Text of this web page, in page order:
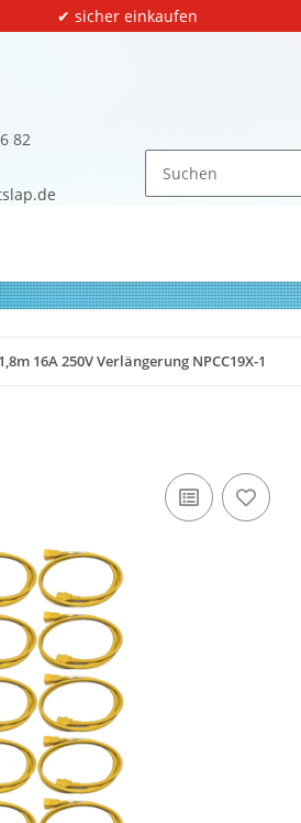
✔ sicher einkaufen
82
16A 250V Verlängerung NPCC19X-1